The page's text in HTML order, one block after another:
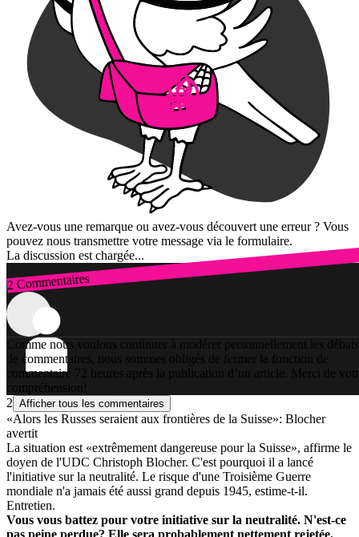
Avez-vous une remarque ou avez-vous découvert une erreur ? Vous
pouvez nous transmettre votre message via le formulaire.
La discussion est chargée...
2 Commentaires
Connexion
Comme nous voulons continuer à modérer personnellement les débats
de commentaires, nous sommes obligés de fermer la fonction de
commentaire 72 heures après la publication d’un article. Merci de
compréhension!
2 Afficher tous les commentaires
«Alors les Russes seraient aux frontières de la Suisse»: Blocher
avertit
La situation est «extrêmement dangereuse pour la Suisse», affirme le
doyen de l'UDC Christoph Blocher. C'est pourquoi il a lancé
l'initiative sur la neutralité. Le risque d'une Troisième Guerre
mondiale n'a jamais été aussi grand depuis 1945, estime-t-il.
Entretien.
Vous vous battez pour votre initiative sur la neutralité. N'est-ce
pas peine perdue? Elle sera probablement nettement rejetée.